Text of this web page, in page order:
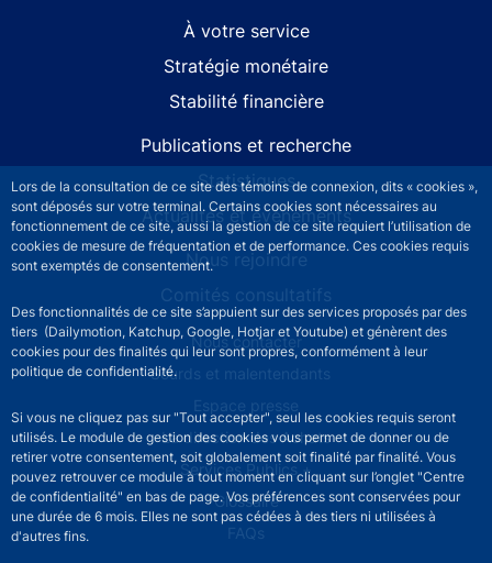
Lors de la consultation de ce site des témoins de connexion, dits « cookies »,
sont déposés sur votre terminal. Certains cookies sont nécessaires au
fonctionnement de ce site, aussi la gestion de ce site requiert l’utilisation de
cookies de mesure de fréquentation et de performance. Ces cookies requis
sont exemptés de consentement.
Des fonctionnalités de ce site s’appuient sur des services proposés par des
tiers (Dailymotion, Katchup, Google, Hotjar et Youtube) et génèrent des
cookies pour des finalités qui leur sont propres, conformément à leur
politique de confidentialité.
Si vous ne cliquez pas sur "Tout accepter", seul les cookies requis seront
utilisés. Le module de gestion des cookies vous permet de donner ou de
retirer votre consentement, soit globalement soit finalité par finalité. Vous
pouvez retrouver ce module à tout moment en cliquant sur l’onglet "Centre
de confidentialité" en bas de page. Vos préférences sont conservées pour
une durée de 6 mois. Elles ne sont pas cédées à des tiers ni utilisées à
d'autres fins.
À votre service
Stratégie monétaire
Stabilité financière
Publications et recherche
Statistiques
Actualités et événements
Nous rejoindre
Comités consultatifs
Footer secondary menuNous contacter
Sourds et malentendants
Espace presse
La direction des Achats
Services Publics +
Glossaire
FAQs